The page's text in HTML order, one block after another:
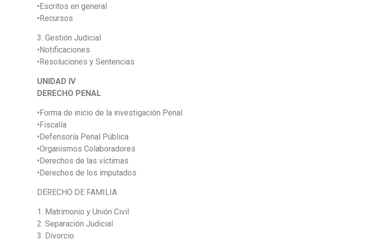
•Escritos en general
•Recursos
3. Gestión Judicial
•Notificaciones
•Resoluciones y Sentencias
UNIDAD IV
DERECHO PENAL
•Forma de inicio de la investigación Penal
•Fiscalía
•Defensoría Penal Pública
•Organismos Colaboradores
•Derechos de las víctimas
•Derechos de los imputados
DERECHO DE FAMILIA
1. Matrimonio y Unión Civil
2. Separación Judicial
3. Divorcio